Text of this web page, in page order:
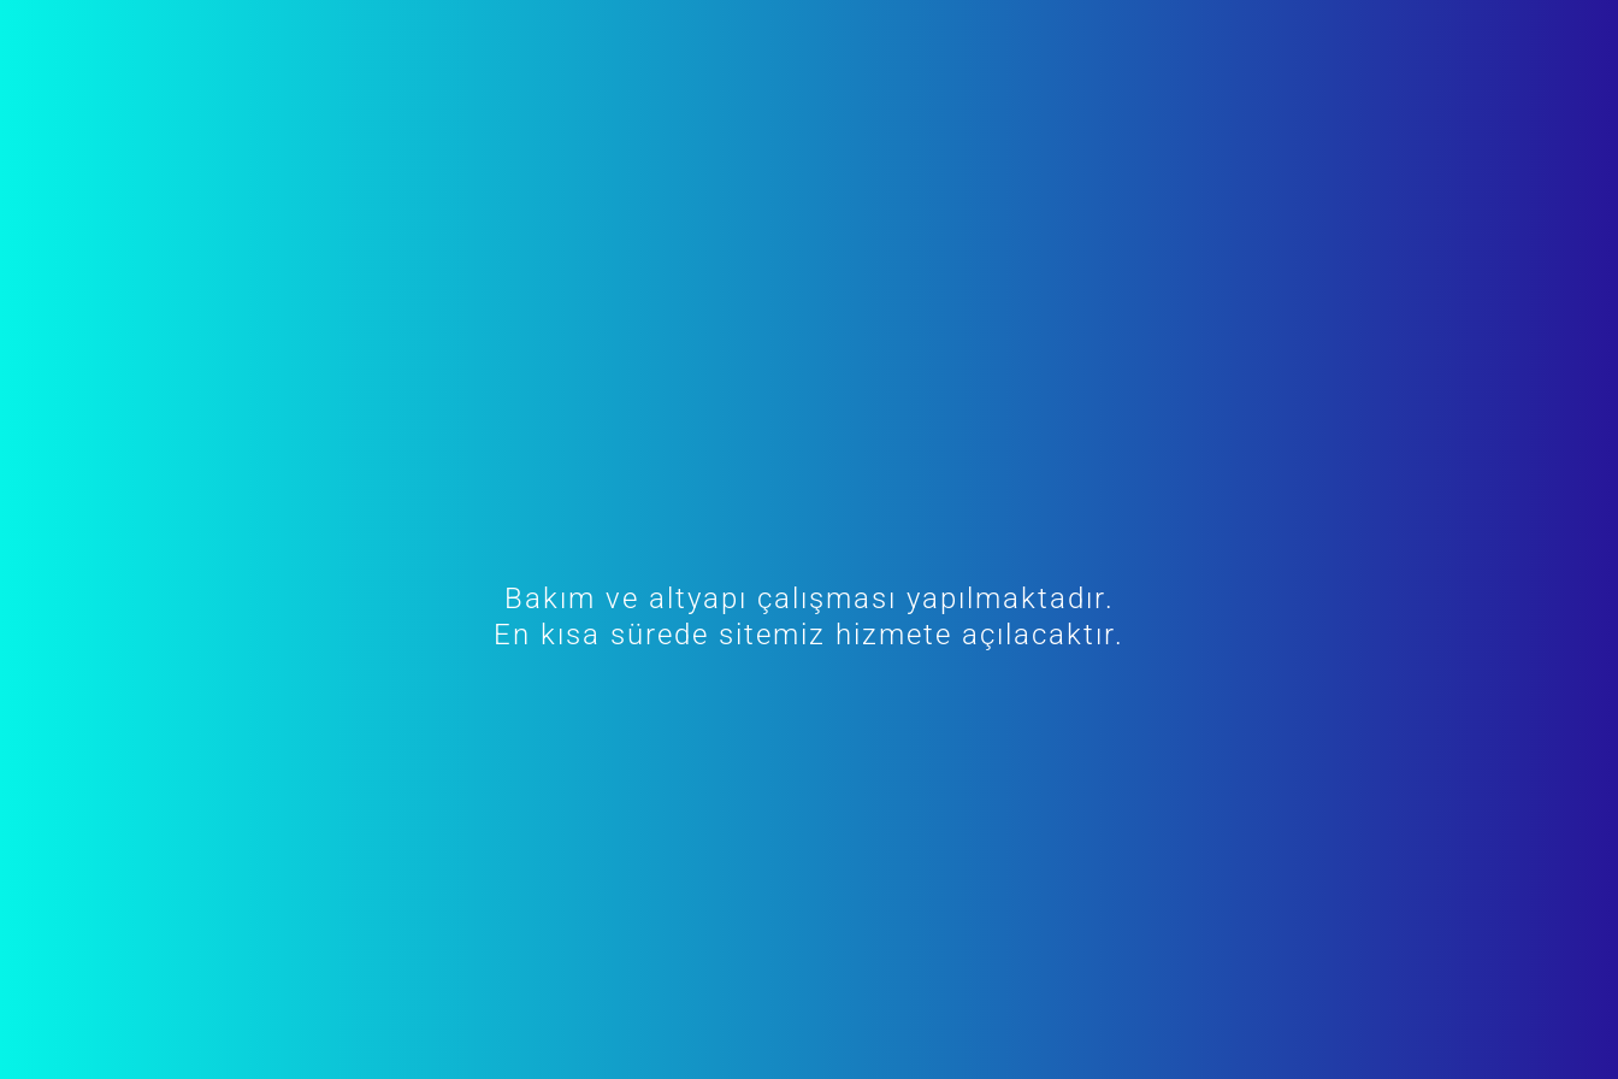
Bakım ve altyapı çalışması yapılmaktadır.
En kısa sürede sitemiz hizmete açılacaktır.